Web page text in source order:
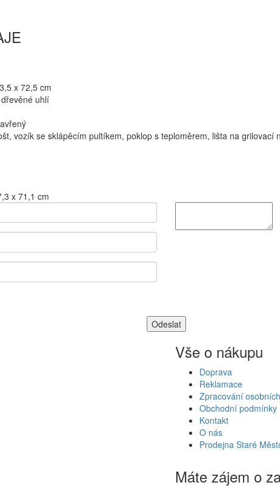
x 72,5 cm
uhlí
vozík se sklápěcím pultíkem, poklop s teploměrem, lišta na
x 71,1 cm
Vše o nákupu
Doprava
Reklamace
Zpracování
Obchodní podmínky
Kontakt
O nás
Prodejna Staré
Máte zájem o